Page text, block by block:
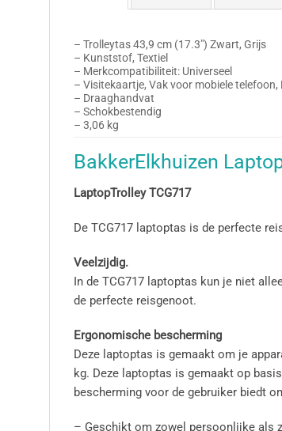
– Trolleytas 43,9 cm (17.3″) Zwart, Grijs
– Kunststof, Textiel
– Merkcompatibiliteit: Universeel
– Visitekaartje, Vak voor mobiele
– Draaghandvat
– Schokbestendig
– 3,06 kg
BakkerElkhuizen
LaptopTrolley TCG717
De TCG717 laptoptas is de perfecte
Veelzijdig.
In de TCG717 laptoptas kun je niet
de perfecte reisgenoot.
Ergonomische bescherming
Deze laptoptas is gemaakt om je
kg. Deze laptoptas is gemaakt op
bescherming voor de gebruiker biedt
– Geschikt om zowel persoonlijke als